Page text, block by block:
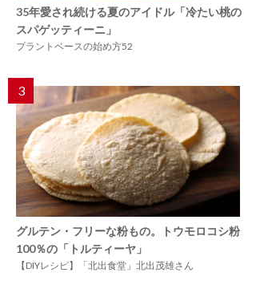
35年愛され続ける夏のアイドル「冷たい桃の
スパゲッティーニ」
プラントベースの始め方52
3
グルテン・フリーな粉もの。トウモロコシ粉
100％の「トルティーヤ」
【DIYレシピ】「北出食堂」北出茂雄さん